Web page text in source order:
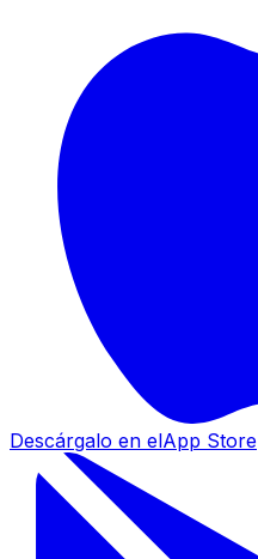
Descárgalo en elApp Store